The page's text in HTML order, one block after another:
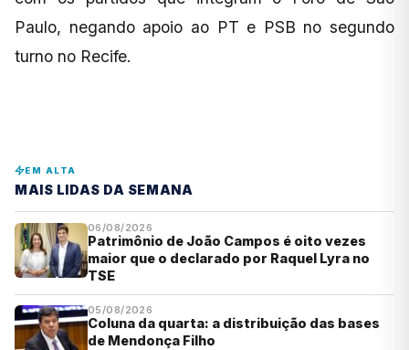
Paulo, negando apoio ao PT e PSB no segundo
turno no Recife.
EM ALTA
MAIS LIDAS DA SEMANA
06/08/2026
Patrimônio de João Campos é oito vezes
maior que o declarado por Raquel Lyra no
TSE
05/08/2026
Coluna da quarta: a distribuição das bases
de Mendonça Filho